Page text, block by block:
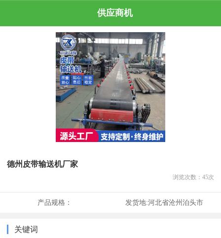
供应商机
德州皮带输送机厂家
浏览次数： 45次
产品规格： 发货地:河北省沧州泊头市
关键词